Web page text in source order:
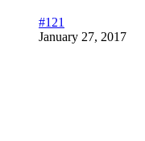
#121
January 27, 2017